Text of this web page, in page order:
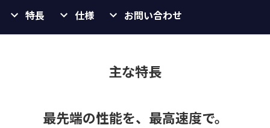
特長 仕様 お問い合わせ
主な特長
最先端の性能を、最高速度で。